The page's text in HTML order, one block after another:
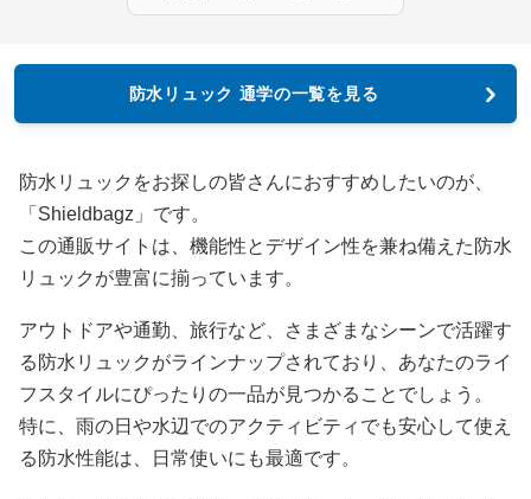
防水リュック 通学の一覧を見る
防水リュックをお探しの皆さんにおすすめしたいのが、
「Shieldbagz」です。
この通販サイトは、機能性とデザイン性を兼ね備えた防水
リュックが豊富に揃っています。
アウトドアや通勤、旅行など、さまざまなシーンで活躍す
る防水リュックがラインナップされており、あなたのライ
フスタイルにぴったりの一品が見つかることでしょう。
特に、雨の日や水辺でのアクティビティでも安心して使え
る防水性能は、日常使いにも最適です。